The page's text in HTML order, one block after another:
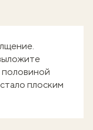
половиной
плоским